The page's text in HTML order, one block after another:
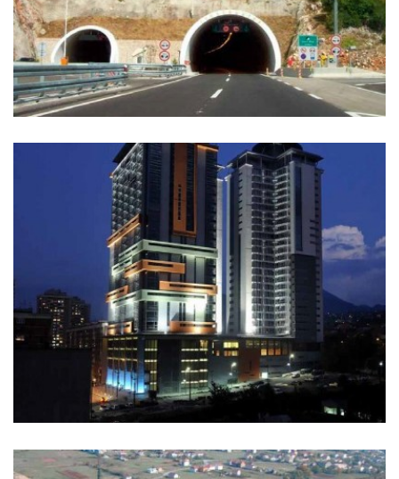
Tunel KLAŠNICE Laktaši, Bosna i Hercegovina
Ugrađeno 1.300,00 tona rebrastog betonskog čelika...